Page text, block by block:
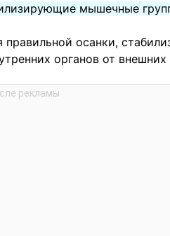
мышечные
осанки,
органов от внешних